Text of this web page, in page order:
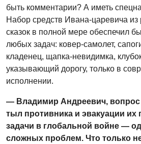
быть комментарии? А иметь
Набор средств Ивана-царевича из
сказок в полной мере обеспечил
любых задач: ковер-самолет,
кладенец, щапка-невидимка,
указывающий дорогу, только в
исполнении.
— Владимир Андреевич,
тыл противника и эвакуации
задачи в глобальной войне —
сложных проблем. Что только